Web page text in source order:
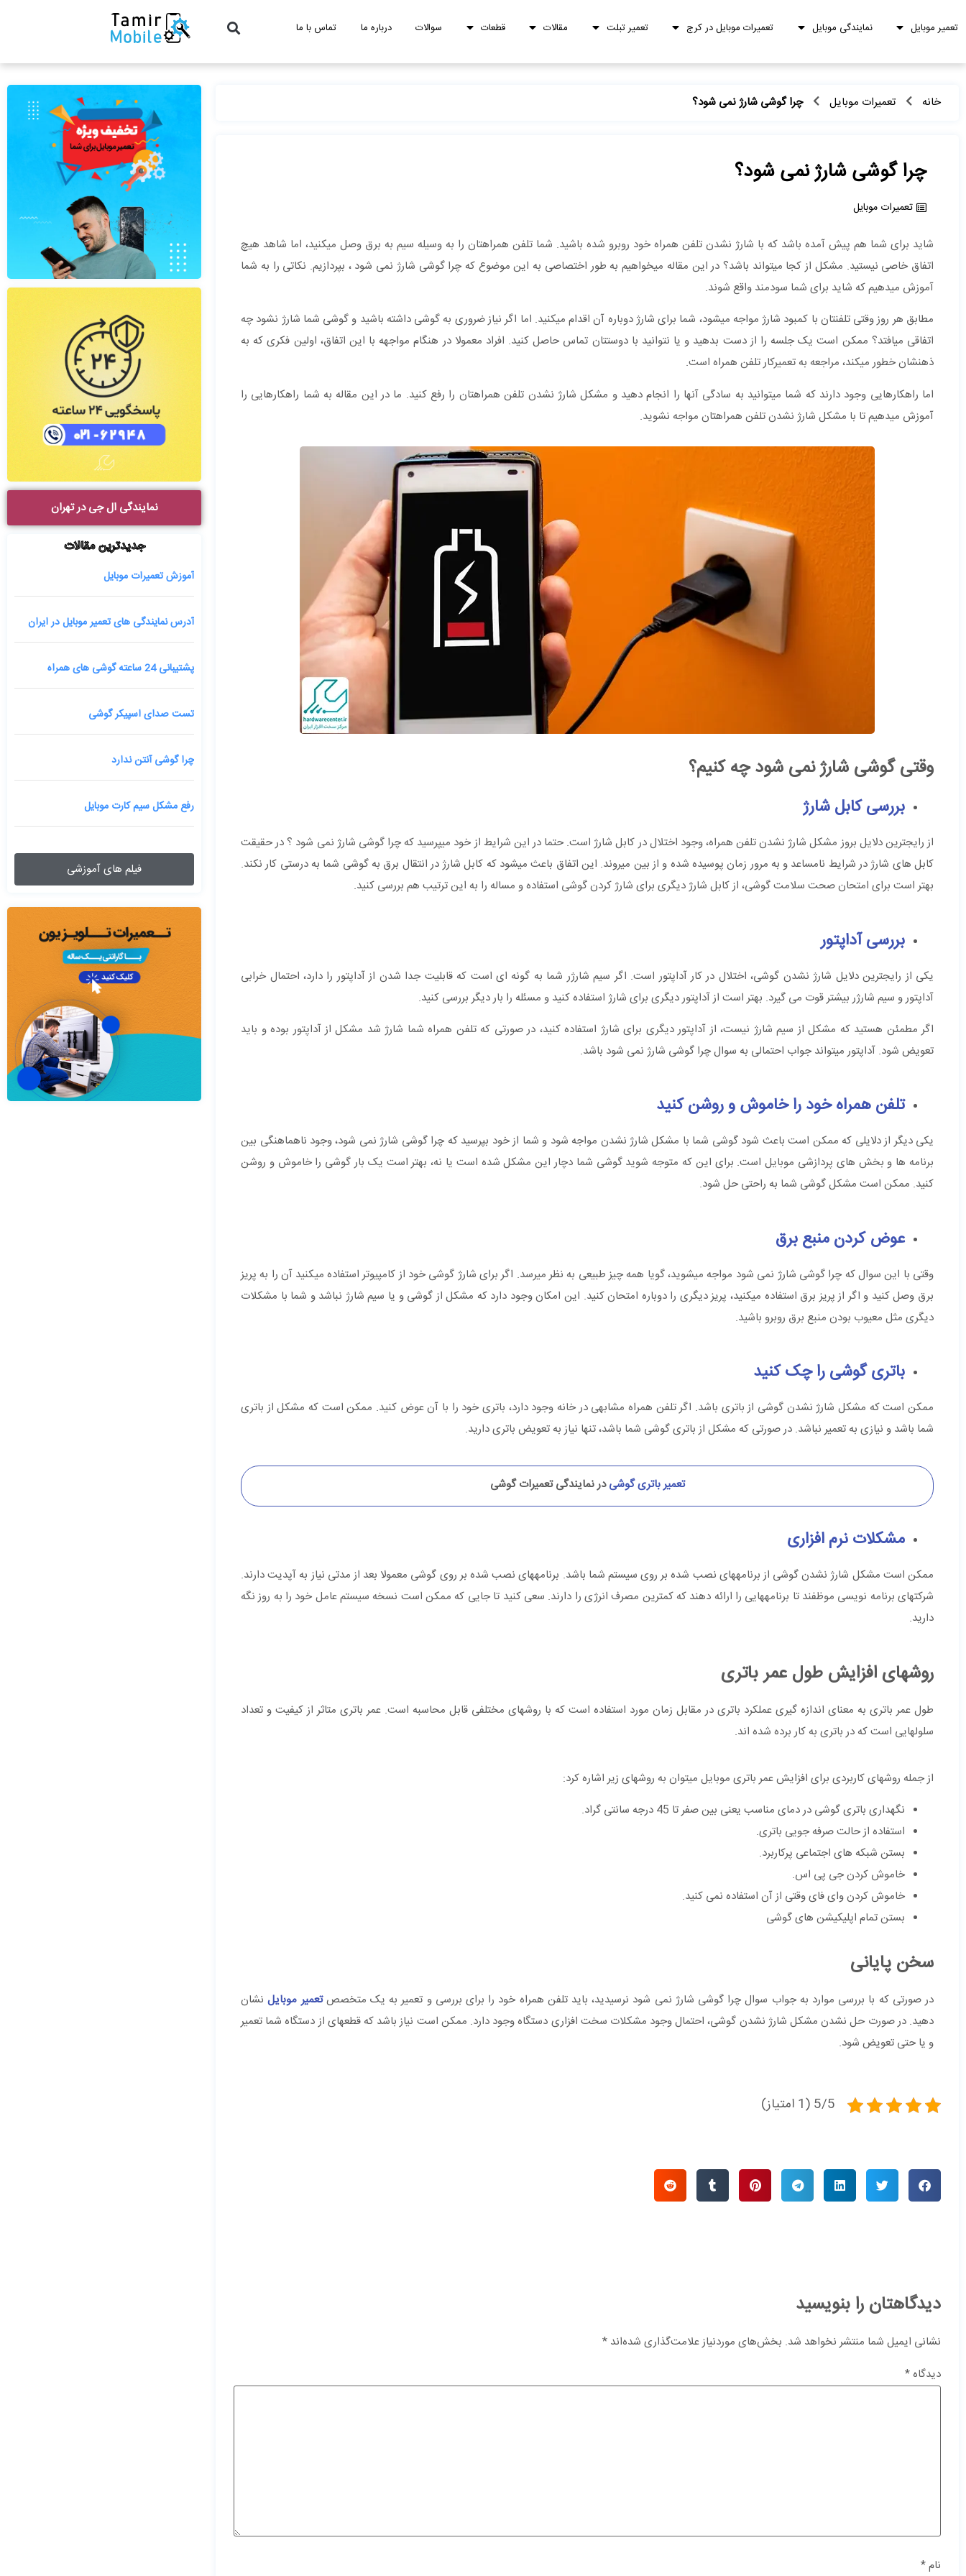
تعمیر موبایل نمایندگی موبایل تعمیرات موبایل در کرج تعمیر تبلت مقالات قطعات سوالات درباره ما تماس با ما
خانه تعمیرات موبایل چرا گوشی شارژ نمی شود؟
چرا گوشی شارژ نمی شود؟
تعمیرات موبایل
شاید برای شما هم پیش آمده باشد که با شارژ نشدن تلفن همراه خود روبرو شده باشید. شما تلفن همراهتان را به وسیله سیم به برق وصل می‎کنید، اما شاهد هیچ
اتفاق خاصی نیستید. مشکل از کجا می‎تواند باشد؟ در این مقاله می‎خواهیم به طور اختصاصی به این موضوع که چرا گوشی شارژ نمی شود ، بپردازیم. نکاتی را به شما
آموزش می‎دهیم که شاید برای شما سودمند واقع شوند.
مطابق هر روز وقتی تلفنتان با کمبود شارژ مواجه می‎شود، شما برای شارژ دوباره آن اقدام می‎کنید. اما اگر نیاز ضروری به گوشی داشته باشید و گوشی شما شارژ نشود چه
اتفاقی می‎افتد؟ ممکن است یک جلسه را از دست بدهید و یا نتوانید با دوستتان تماس حاصل کنید. افراد معمولا در هنگام مواجهه با این اتفاق، اولین فکری که به
ذهنشان خطور می‎کند، مراجعه به تعمیرکار تلفن همراه است.
اما راهکارهایی وجود دارند که شما می‎توانید به سادگی آن‎ها را انجام دهید و مشکل شارژ نشدن تلفن همراهتان را رفع کنید. ما در این مقاله به شما راهکارهایی را
آموزش می‎دهیم تا با مشکل شارژ نشدن تلفن همراهتان مواجه نشوید.
وقتی گوشی شارژ نمی شود چه کنیم؟
بررسی کابل شارژ
از رایج‎ترین دلایل بروز مشکل شارژ نشدن تلفن همراه، وجود اختلال در کابل شارژ است. حتما در این شرایط از خود می‎پرسید که چرا گوشی شارژ نمی شود ؟ در حقیقت
کابل های شارژ در شرایط نامساعد و به مرور زمان پوسیده شده و از بین می‎روند. این اتفاق باعث می‎شود که کابل شارژ در انتقال برق به گوشی شما به درستی کار نکند.
بهتر است برای امتحان صحت سلامت گوشی، از کابل شارژ دیگری برای شارژ کردن گوشی استفاده و مساله را به این ترتیب هم بررسی کنید.
بررسی آداپتور
یکی از رایج‎ترین دلایل شارژ نشدن گوشی، اختلال در کار آداپتور است. اگر سیم شارژر شما به گونه ای است که قابلیت جدا شدن از آداپتور را دارد، احتمال خرابی
آداپتور و سیم شارژر بیشتر قوت می‎ گیرد. بهتر است از آداپتور دیگری برای شارژ استفاده کنید و مسئله را بار دیگر بررسی کنید.
اگر مطمئن هستید که مشکل از سیم شارژ نیست، از آداپتور دیگری برای شارژ استفاده کنید، در صورتی که تلفن همراه شما شارژ شد مشکل از آداپتور بوده و باید
تعویض شود. آداپتور می‎تواند جواب احتمالی به سوال چرا گوشی شارژ نمی شود باشد.
تلفن همراه خود را خاموش و روشن کنید
یکی دیگر از دلایلی که ممکن است باعث شود گوشی شما با مشکل شارژ نشدن مواجه شود و شما از خود بپرسید که چرا گوشی شارژ نمی شود، وجود ناهماهنگی بین
برنامه ها و بخش های پردازشی موبایل است. برای این که متوجه شوید گوشی شما دچار این مشکل شده است یا نه، بهتر است یک بار گوشی را خاموش و روشن
کنید. ممکن است مشکل گوشی شما به راحتی حل شود.
عوض کردن منبع برق
وقتی با این سوال که چرا گوشی شارژ نمی شود مواجه می‎شوید، گویا همه چیز طبیعی به نظر می‎رسد. اگر برای شارژ گوشی خود از کامپیوتر استفاده می‎کنید آن را به پریز
برق وصل کنید و اگر از پریز برق استفاده می‎کنید، پریز دیگری را دوباره امتحان کنید. این امکان وجود دارد که مشکل از گوشی و یا سیم شارژ نباشد و شما با مشکلات
دیگری مثل معیوب بودن منبع برق روبرو باشید.
باتری گوشی را چک کنید
ممکن است که مشکل شارژ نشدن گوشی از باتری باشد. اگر تلفن همراه مشابهی در خانه وجود دارد، باتری خود را با آن عوض کنید. ممکن است که مشکل از باتری
شما باشد و نیازی به تعمیر نباشد. در صورتی که مشکل از باتری گوشی شما باشد، تنها نیاز به تعویض باتری دارید.
تعمیر باتری گوشیدر نمایندگی تعمیرات گوشی
مشکلات نرم افزاری
ممکن است مشکل شارژ نشدن گوشی از برنامه‎های نصب شده بر روی سیستم شما باشد. برنامه‎های نصب شده بر روی گوشی معمولا بعد از مدتی نیاز به آپدیت دارند.
شرکت‎های برنامه نویسی موظفند تا برنامه‎هایی را ارائه دهند که کمترین مصرف انرژی را دارند. سعی کنید تا جایی که ممکن است نسخه سیستم عامل خود را به روز نگه
دارید.
روش‎های افزایش طول عمر باتری
طول عمر باتری به معنای اندازه گیری عملکرد باتری در مقابل زمان مورد استفاده است که با روشهای مختلفی قابل محاسبه است. عمر باتری متاثر از کیفیت و تعداد
سلول‎هایی است که در باتری به کار برده شده ‎اند.
از جمله روشهای کاربردی برای افزایش عمر باتری موبایل میتوان به روشهای زیر اشاره کرد:
نگهداری باتری گوشی در دمای مناسب یعنی بین صفر تا 45 درجه سانتی گراد.
استفاده از حالت صرفه جویی باتری.
بستن شبکه های اجتماعی پرکاربرد.
خاموش کردن جی پی اس.
خاموش کردن وای فای وقتی از آن استفاده نمی کنید.
بستن تمام اپلیکیشن های گوشی
سخن پایانی
در صورتی که با بررسی موارد به جواب سوال چرا گوشی شارژ نمی شود نرسیدید، باید تلفن همراه خود را برای بررسی و تعمیر به یک متخصصتعمیر موبایلنشان
دهید. در صورت حل نشدن مشکل شارژ نشدن گوشی، احتمال وجود مشکلات سخت افزاری دستگاه وجود دارد. ممکن است نیاز باشد که قطعه‎ای از دستگاه شما تعمیر
و یا حتی تعویض شود.
5/5 (1 امتیاز)
دیدگاهتان را بنویسید
نشانی ایمیل شما منتشر نخواهد شد. بخش‌های موردنیاز علامت‌گذاری شده‌اند *
دیدگاه*
نام*
نمایندگی ال جی در تهران
جدیدترین مقالات
آموزش تعمیرات موبایل
آدرس نمایندگی های تعمیر موبایل در ایران
پشتیبانی 24 ساعته گوشی های همراه
تست صدای اسپیکر گوشی
چرا گوشی آنتن ندارد
رفع مشکل سیم کارت موبایل
فیلم های آموزشی